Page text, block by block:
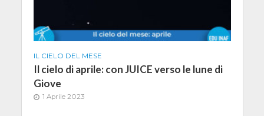
IL CIELO DEL MESE
Il cielo di aprile: con JUICE verso le lune di
Giove
1 Aprile 2023